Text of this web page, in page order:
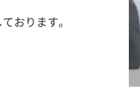
おります。